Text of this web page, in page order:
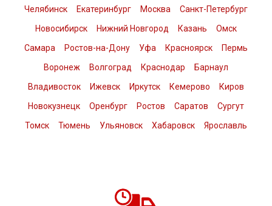
Челябинск Екатеринбург Москва
Санкт-Петербург
Новосибирск
Нижний Новгород Казань
Омск
Самара
Ростов-на-Дону Уфа Красноярск
Пермь
Воронеж
Волгоград Краснодар
Барнаул
Владивосток
Ижевск Иркутск Кемерово
Киров
Новокузнецк
Оренбург Ростов Саратов
Сургут
Томск
Тюмень Ульяновск Хабаровск Ярославль